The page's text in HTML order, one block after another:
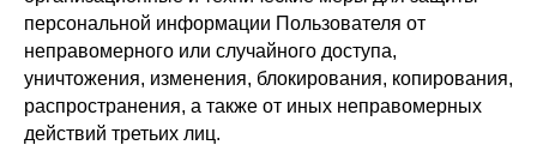
персональной информации Пользователя от
неправомерного или случайного доступа,
уничтожения, изменения, блокирования, копирования,
распространения, а также от иных неправомерных
действий третьих лиц.